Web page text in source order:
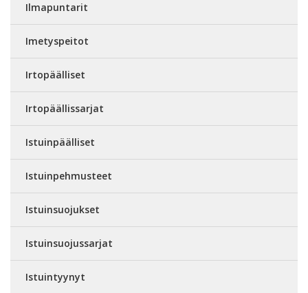
Ilmapuntarit
Imetyspeitot
Irtopäälliset
Irtopäällissarjat
Istuinpäälliset
Istuinpehmusteet
Istuinsuojukset
Istuinsuojussarjat
Istuintyynyt